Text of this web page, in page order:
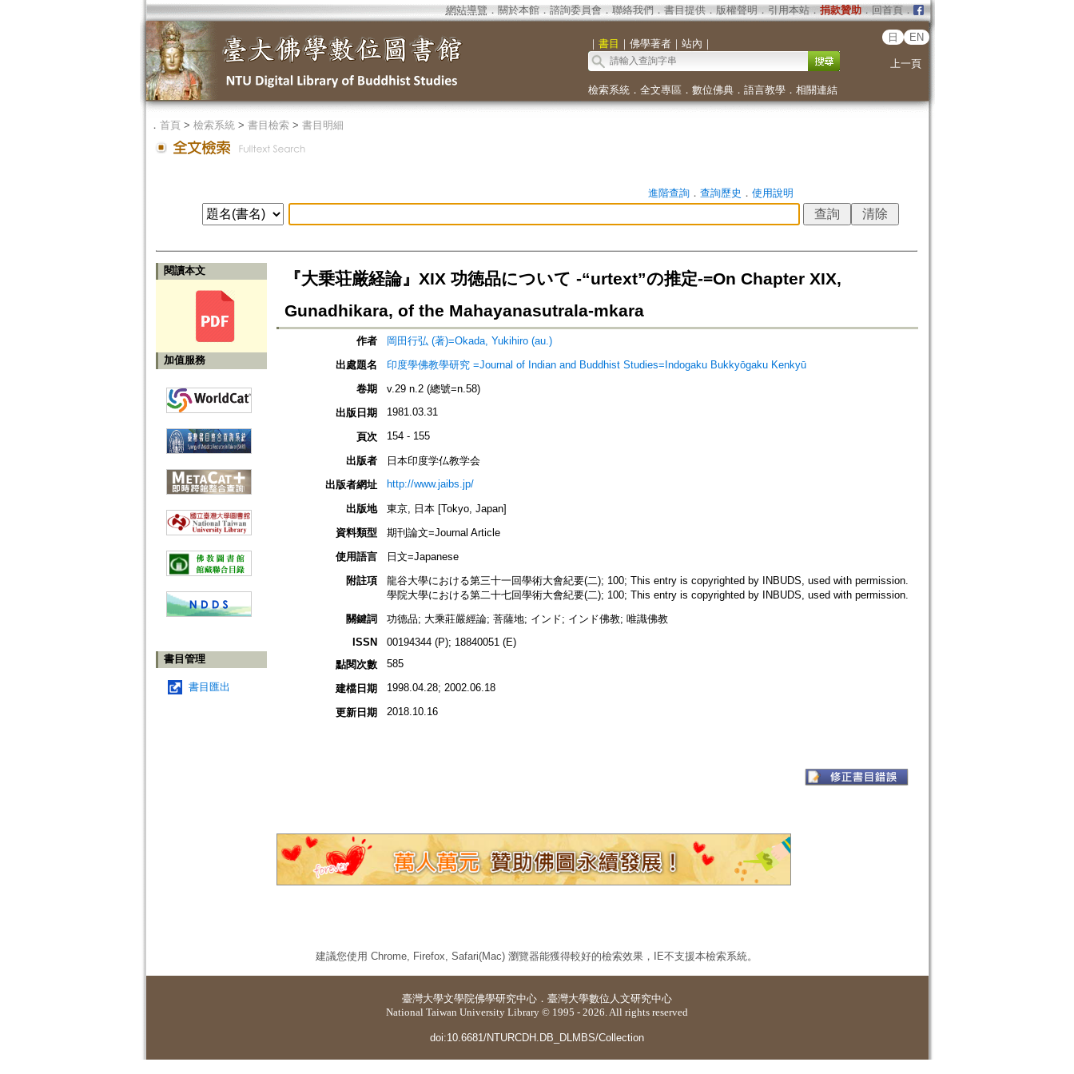
網站導覽 ． 關於本館． 諮詢委員會． 聯絡我們 ． 書目提供． 版權聲明 ． 引用本站． 捐款贊助．回首頁．
｜ 書目 ｜ 佛學著者｜ 站內 ｜
日 EN
上一頁
檢索系統． 全文專區 ． 數位佛典． 語言教學． 相關連結
． 首頁> 檢索系統> 書目檢索> 書目明細
進階查詢． 查詢歷史 ． 使用說明
閱讀本文
加值服務
書目管理
書目匯出
『大乗荘厳経論』XIX 功徳品について -“urtext”の推定-=On Chapter XIX,
Gunadhikara, of the Mahayanasutrala-mkara
作者
岡田行弘 (著)=Okada, Yukihiro (au.)
出處題名
印度學佛教學研究 =Journal of Indian and Buddhist Studies=Indogaku Bukkyōgaku Kenkyū
卷期
v.29 n.2 (總號=n.58)
出版日期
1981.03.31
頁次 154 - 155
出版者
日本印度学仏教学会
出版者網址
http://www.jaibs.jp/
出版地
東京, 日本 [Tokyo, Japan]
資料類型
期刊論文=Journal Article
使用語言
日文=Japanese
附註項
龍谷大學における第三十一回學術大會紀要(二); 100; This entry is copyrighted by INBUDS, used with permission.
學院大學における第二十七回學術大會紀要(二); 100; This entry is copyrighted by INBUDS, used with permission.
關鍵詞
功德品; 大乘莊嚴經論; 菩薩地; インド; インド佛教; 唯識佛教
ISSN
00194344 (P); 18840051 (E)
點閱次數
585
建檔日期 1998.04.28; 2002.06.18
更新日期 2018.10.16
建議您使用 Chrome, Firefox, Safari(Mac) 瀏覽器能獲得較好的檢索效果，IE不支援本檢索系統。
臺灣大學文學院佛學研究中心 ． 臺灣大學數位人文研究中心
National Taiwan University Library © 1995 - 2026. All rights reserved
doi:10.6681/NTURCDH.DB_DLMBS/Collection